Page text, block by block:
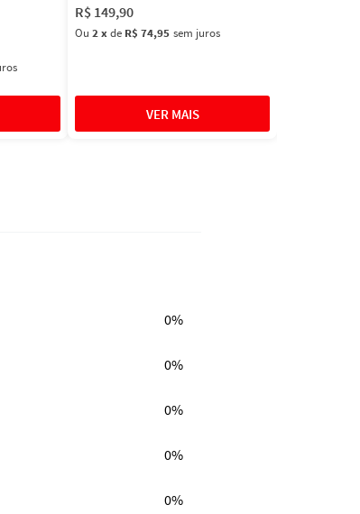
R$ 149,90
Ou 2xde R$ 74,95 sem juros
0%
0%
0%
0%
0%